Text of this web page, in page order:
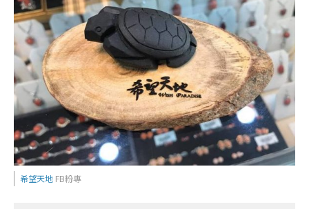
希望天地 FB粉專